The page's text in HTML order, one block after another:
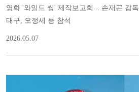
영화 '와일드 씽' 제작보고회... 손재곤 감
태구, 오정세 등 참석
2026.05.07